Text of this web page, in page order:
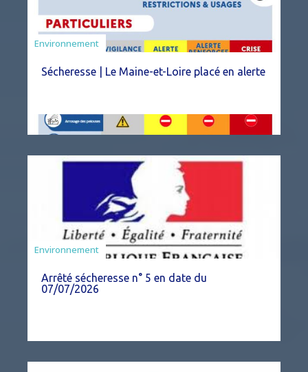
Environnement
Sécheresse | Le Maine-et-Loire placé en alerte
Agriculture
Environnement
Arrêté sécheresse n° 5 en date du
07/07/2026